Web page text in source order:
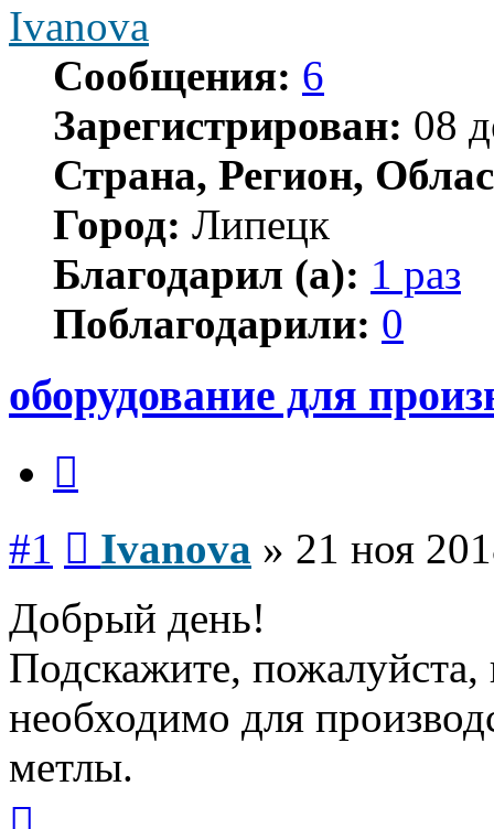
Ivanova
Сообщения: 6
Зарегистрирован: 08
Страна, Регион,
Город: Липецк
Благодарил (а): 1 раз
Поблагодарили: 0
оборудование для
#1 Ivanova » 21 ноя
Добрый день!
Подскажите, пожалуйста,
необходимо для
метлы.